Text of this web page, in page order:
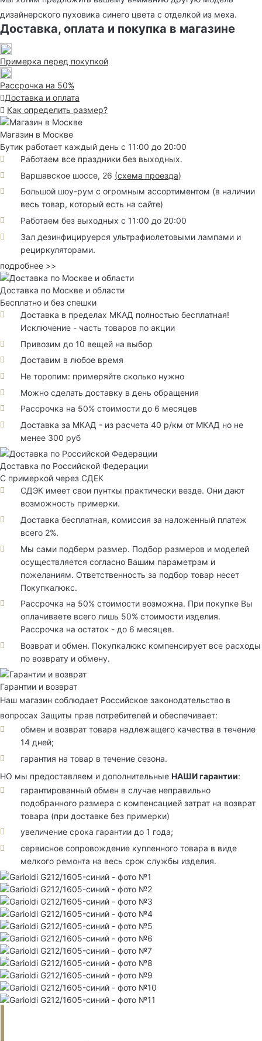
дизайнерского пуховика синего цвета с отделкой из меха.
Доставка, оплата и покупка в магазине
Примерка перед покупкой
Рассрочка на 50%
Доставка и оплата
Как определить размер?
Магазин в Москве
Бутик работает каждый день с 11:00 до 20:00
Работаем все праздники без выходных.
Варшавское шоссе, 26 (схема проезда)
Большой шоу-рум с огромным ассортиментом (в наличии
весь товар, который есть на сайте)
Работаем без выходных с 11:00 до 20:00
Зал дезинфицируерся ультрафиолетовыми лампами и
рециркуляторами.
подробнее >>
Доставка по Москве и области
Бесплатно и без спешки
Доставка в пределах МКАД полностью бесплатная!
Исключение - часть товаров по акции
Привозим до 10 вещей на выбор
Доставим в любое время
Не торопим: примеряйте сколько нужно
Можно сделать доставку в день обращения
Рассрочка на 50% стоимости до 6 месяцев
Доставка за МКАД - из расчета 40 р/км от МКАД но не
менее 300 руб
Доставка по Российской Федерации
С примеркой через СДЕК
СДЭК имеет свои пунткы практически везде. Они дают
возможность примерки.
Доставка бесплатная, комиссия за наложенный платеж
всего 2%.
Мы сами подберм размер. Подбор размеров и моделей
осуществляется согласно Вашим параметрам и
пожеланиям. Ответственность за подбор товар несет
Покупкалюкс.
Рассрочка на 50% стоимости возможна. При покупке Вы
оплачиваете всего лишь 50% стоимости изделия.
Рассрочка на остаток - до 6 месяцев.
Возврат и обмен. Покупкалюкс компенсирует все расходы
по возврату и обмену.
Гарантии и возврат
Наш магазин соблюдает Российское законодательство в
вопросах Защиты прав потребителей и обеспечивает:
обмен и возврат товара надлежащего качества в течение
14 дней;
гарантия на товар в течение сезона.
НО мы предоставляем и дополнительные НАШИ гарантии:
гарантированный обмен в случае неправильно
подобранного размера с компенсацией затрат на возврат
товара (при доставке без примерки)
увеличение срока гарантии до 1 года;
сервисное сопровождение купленного товара в виде
мелкого ремонта на весь срок службы изделия.